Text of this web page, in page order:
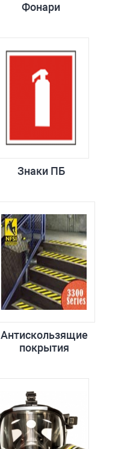
Фонари
Знаки ПБ
Антискользящие
покрытия